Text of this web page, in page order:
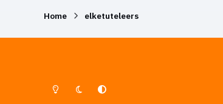
Home elketuteleers
Lichte ModusDonkere ModusSysteemvoorkeur